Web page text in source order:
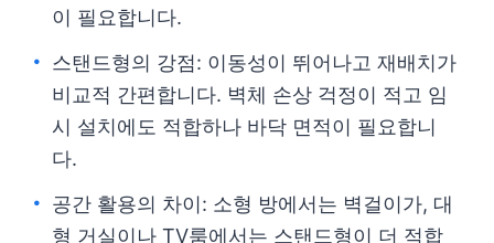
이 필요합니다.
스탠드형의 강점: 이동성이 뛰어나고 재배치가
비교적 간편합니다. 벽체 손상 걱정이 적고 임
시 설치에도 적합하나 바닥 면적이 필요합니
다.
공간 활용의 차이: 소형 방에서는 벽걸이가, 대
형 거실이나 TV룸에서는 스탠드형이 더 적합